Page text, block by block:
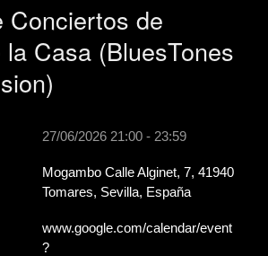
Conciertos de
Casa (BluesTones
27/06/2026 21:00 - 23:59
Mogambo Calle Alginet, 7, 41940
Tomares, Sevilla, España
www.google.com/calendar/event
?